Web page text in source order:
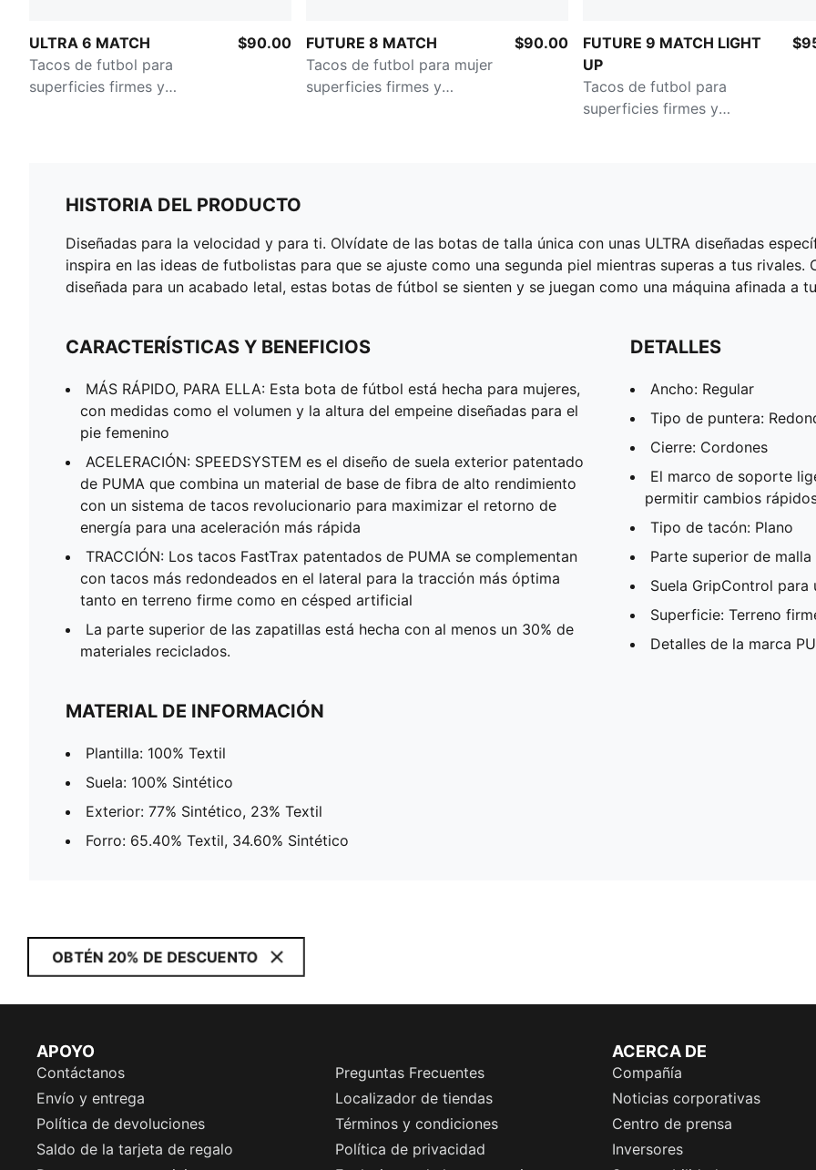
ULTRA 6 MATCH
Tacos de futbol para
superficies firmes y
$90.00
FUTURE 8 MATCH
Tacos de futbol para mujer
superficies firmes y
$90.00
FUTURE 9 MATCH LIGHT
UP
Tacos de futbol para
superficies firmes y
HISTORIA DEL PRODUCTO
Diseñadas para la velocidad y para ti. Olvídate de las botas de talla única con unas ULTRA diseñadas
inspira en las ideas de futbolistas para que se ajuste como una segunda piel mientras superas a tus
diseñada para un acabado letal, estas botas de fútbol se sienten y se juegan como una máquina afinada a
CARACTERÍSTICAS Y BENEFICIOS
MÁS RÁPIDO, PARA ELLA: Esta bota de fútbol está hecha para mujeres,
con medidas como el volumen y la altura del empeine diseñadas para el
pie femenino
ACELERACIÓN: SPEEDSYSTEM es el diseño de suela exterior patentado
de PUMA que combina un material de base de fibra de alto rendimiento
con un sistema de tacos revolucionario para maximizar el retorno de
energía para una aceleración más rápida
TRACCIÓN: Los tacos FastTrax patentados de PUMA se complementan
con tacos más redondeados en el lateral para la tracción más óptima
tanto en terreno firme como en césped artificial
La parte superior de las zapatillas está hecha con al menos un 30% de
materiales reciclados.
DETALLES
Ancho: Regular
Tipo de puntera:
Cierre: Cordones
El marco de soporte
permitir cambios
Tipo de tacón: Plano
Parte superior de malla
Suela GripControl
Superficie: Terreno
Detalles de la marca
MATERIAL DE INFORMACIÓN
Plantilla: 100% Textil
Suela: 100% Sintético
Exterior: 77% Sintético, 23% Textil
Forro: 65.40% Textil, 34.60% Sintético
OBTÉN 20% DE DESCUENTO
APOYO
Contáctanos
Preguntas Frecuentes
Envío y entrega
Localizador de tiendas
Política de devoluciones
Términos y condiciones
Saldo de la tarjeta de regalo
Política de privacidad
ACERCA DE
Compañía
Noticias corporativas
Centro de prensa
Inversores